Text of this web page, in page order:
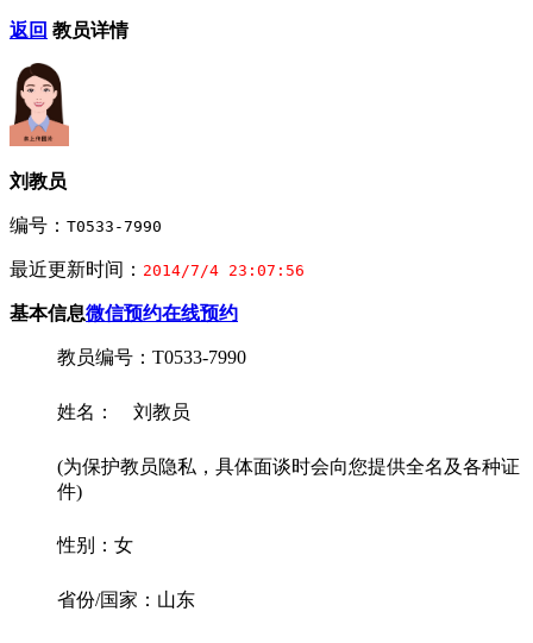
返回 教员详情
刘教员
编号： T0533-7990
最近更新时间： 2014/7/4 23:07:56
基本信息微信预约在线预约
教员编号：T0533-7990
姓名： 刘教员
(为保护教员隐私，具体面谈时会向您提供全名及各种证
件)
性别：女
省份/国家：山东